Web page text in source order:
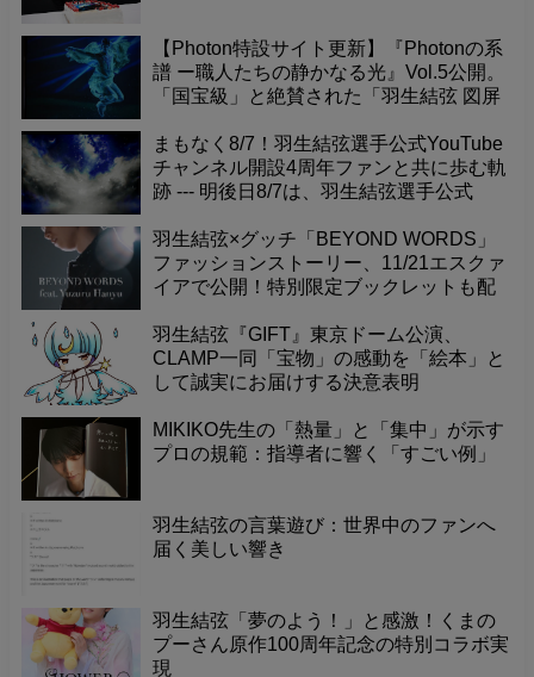
【Photon特設サイト更新】『Photonの系
譜 ー職人たちの静かなる光』Vol.5公開。
「国宝級」と絶賛された「羽生結弦 図屏
の真髄を深掘り。
まもなく8/7！羽生結弦選手公式YouTube
チャンネル開設4周年ファンと共に歩む軌
跡 --- 明後日8/7は、羽生結弦選手公式
すべき日です！これまで素晴らしい演技
やメッセージを届けてくれたチャンネル
に感謝の気持ちを込めて、一緒にお祝い
羽生結弦×グッチ「BEYOND WORDS」
ファッションストーリー、11/21エスクァ
イアで公開！特別限定ブックレットも配
羽生結弦『GIFT』東京ドーム公演、
CLAMP一同「宝物」の感動を「絵本」と
して誠実にお届けする決意表明
MIKIKO先生の「熱量」と「集中」が示す
プロの規範：指導者に響く「すごい例」
羽生結弦の言葉遊び：世界中のファンへ
届く美しい響き
羽生結弦「夢のよう！」と感激！くまの
プーさん原作100周年記念の特別コラボ実
現